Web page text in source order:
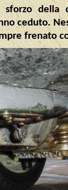
della
ceduto.
frenato